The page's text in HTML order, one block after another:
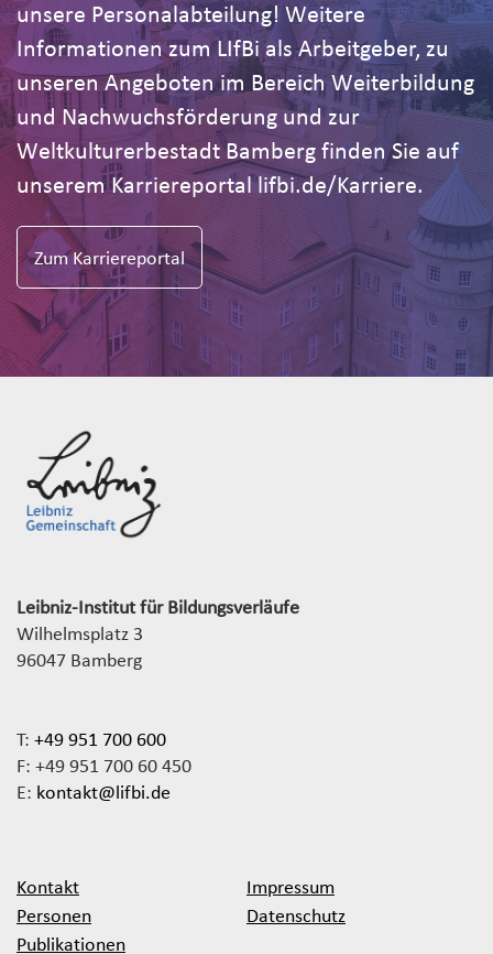
unsere Personalabteilung! Weitere
Informationen zum LIfBi als Arbeitgeber, zu
unseren Angeboten im Bereich Weiterbildung
und Nachwuchsförderung und zur
Weltkulturerbestadt Bamberg finden Sie auf
unserem Karriereportal lifbi.de/Karriere.
Zum Karriereportal
Leibniz-Institut für Bildungsverläufe
Wilhelmsplatz 3
96047 Bamberg
T: +49 951 700 600
F: +49 951 700 60 450
E: kontakt@lifbi.de
Kontakt
Personen
Publikationen
Impressum
Datenschutz